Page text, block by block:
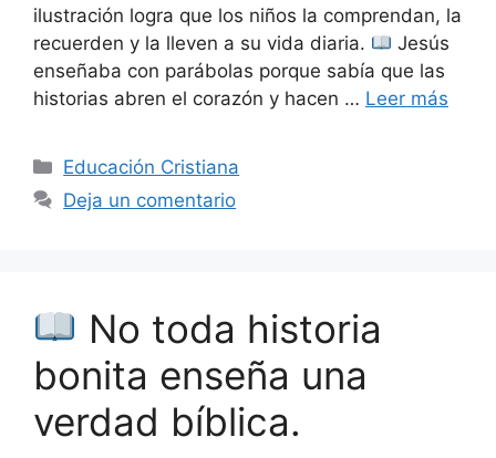
ilustración logra que los niños la comprendan, la
recuerden y la lleven a su vida diaria.
Jesús
enseñaba con parábolas porque sabía que las
historias abren el corazón y hacen … Leer más
Educación Cristiana
Deja un comentario
No toda historia
bonita enseña una
verdad bíblica.